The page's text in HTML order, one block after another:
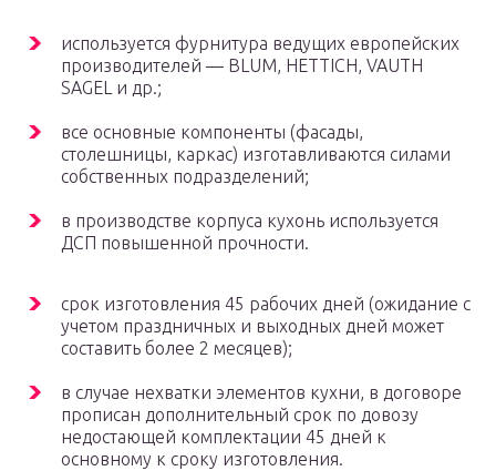
используется фурнитура ведущих европейских
производителей — BLUM, HETTICH, VAUTH
SAGEL и др.;
все основные компоненты (фасады,
столешницы, каркас) изготавливаются силами
собственных подразделений;
в производстве корпуса кухонь используется
ДСП повышенной прочности.
срок изготовления 45 рабочих дней (ожидание с
учетом праздничных и выходных дней может
составить более 2 месяцев);
в случае нехватки элементов кухни, в договоре
прописан дополнительный срок по довозу
недостающей комплектации 45 дней к
основному к сроку изготовления.